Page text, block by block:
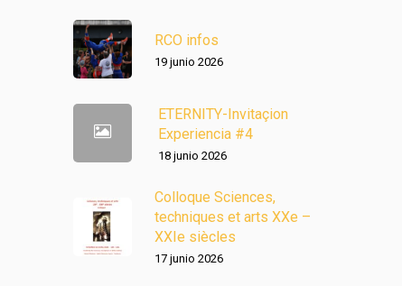
RCO infos
19 junio 2026
ETERNITY-Invitaçion
Experiencia #4
18 junio 2026
Colloque Sciences,
techniques et arts XXe –
XXIe siècles
17 junio 2026